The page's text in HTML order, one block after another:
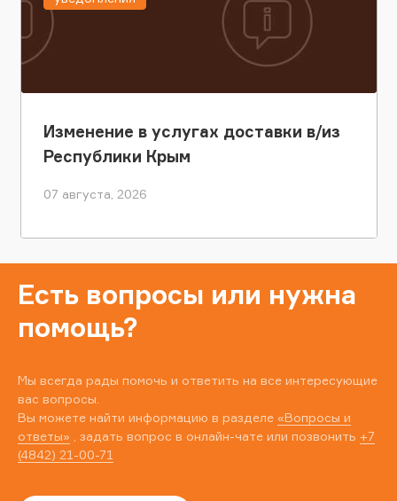
Изменение в услугах доставки в/из
Республики Крым
07 августа, 2026
Есть вопросы или нужна
помощь?
Мы всегда рады помочь и ответить на все интересующие
вас вопросы.
Вы можете найти информацию в разделе «Вопросы и
ответы» , задать вопрос в онлайн-чате или позвонить +7
(4842) 21-00-71